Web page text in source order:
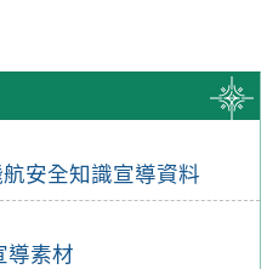
安全知識宣導資料
導素材